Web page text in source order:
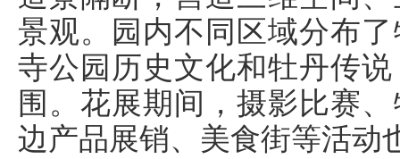
景观。园内不同区域分布
寺公园历史文化和牡丹传
围。花展期间，摄影比赛
边产品展销、美食街等活动